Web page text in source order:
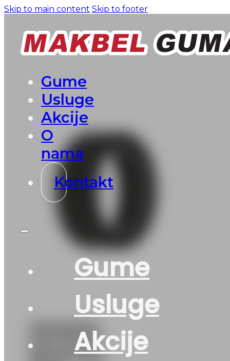
Skip to main content Skip to footer
Gume
Usluge
Akcije
O
nama
Kontakt
Gume
Usluge
Akcije
255/50R20
4X4 PILOT-